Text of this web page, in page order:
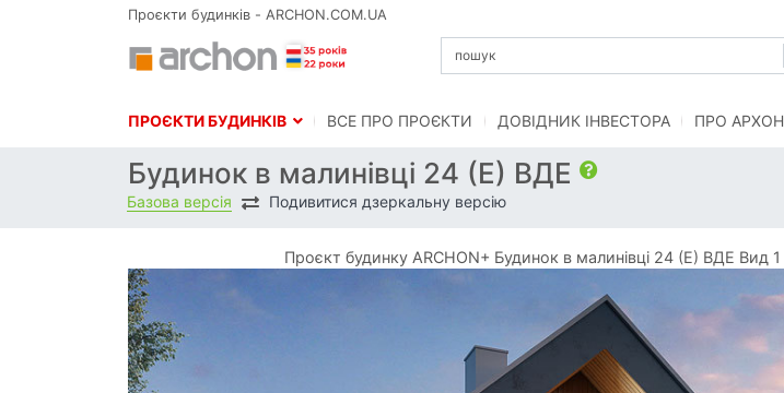
Проєкти будинків - ARCHON.COM.UA
ПРОЄКТИ БУДИНКІВ BСЕ ПРО ПРОЄКТИ ДОВІДНИК ІНВЕСТОРА ПРО АРХОН
Будинок в малинівці 24 (Е) ВДЕ
Базова версія Подивитися дзеркальну версію
Проєкт будинку ARCHON+ Будинок в малинівці 24 (Е) ВДЕ Вид 1